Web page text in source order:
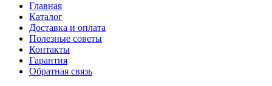
Главная
Каталог
Доставка и оплата
Полезные советы
Контакты
Гарантия
Обратная связь